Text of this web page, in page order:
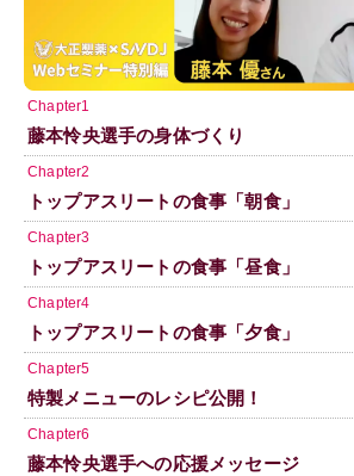
Chapter1
藤本怜央選手の身体づくり
Chapter2
トップアスリートの食事「朝食」
Chapter3
トップアスリートの食事「昼食」
Chapter4
トップアスリートの食事「夕食」
Chapter5
特製メニューのレシピ公開！
Chapter6
藤本怜央選手への応援メッセージ